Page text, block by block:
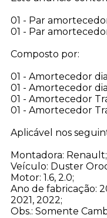
01 - Par
01 - Par
Composto por:
01 - Amortecedor
01 - Amortecedor
01 - Amortecedor
01 - Amortecedor
Aplicável nos
Montadora: Renault;
Veículo: Duster
Motor: 1.6, 2.0;
Ano de fabricação:
2021, 2022;
Obs.: Somente